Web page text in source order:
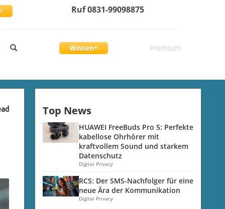
Ruf 0831-99098875
Wissen+ Premium
Top News
HUAWEI FreeBuds Pro 5: Perfekte
kabellose Ohrhörer mit
kraftvollem Sound und starkem
Datenschutz
Digital Privacy
RCS: Der SMS-Nachfolger für eine
neue Ära der Kommunikation
Digital Privacy